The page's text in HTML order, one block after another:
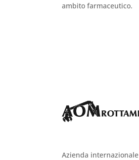
ambito farmaceutico.
Azienda internazionale